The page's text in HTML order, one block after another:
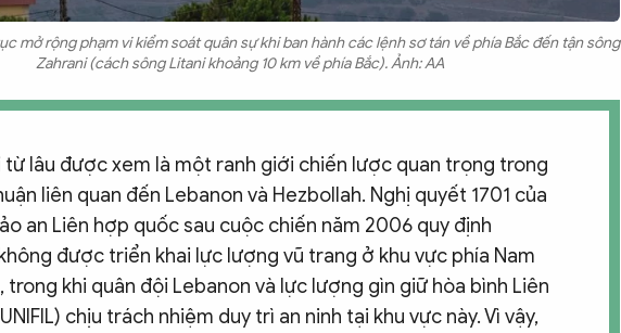
mở rộng phạm vi kiểm soát quân sự khi ban hành các lệnh sơ tán về phía Bắc đến tận sông
Zahrani (cách sông Litani khoảng 10 km về phía Bắc). Ảnh: AA
từ lâu được xem là một ranh giới chiến lược quan trọng trong
liên quan đến Lebanon và Hezbollah. Nghị quyết 1701 của
an Liên hợp quốc sau cuộc chiến năm 2006 quy định
được triển khai lực lượng vũ trang ở khu vực phía Nam
trong khi quân đội Lebanon và lực lượng gìn giữ hòa bình Liên
chịu trách nhiệm duy trì an ninh tại khu vực này. Vì vậy,